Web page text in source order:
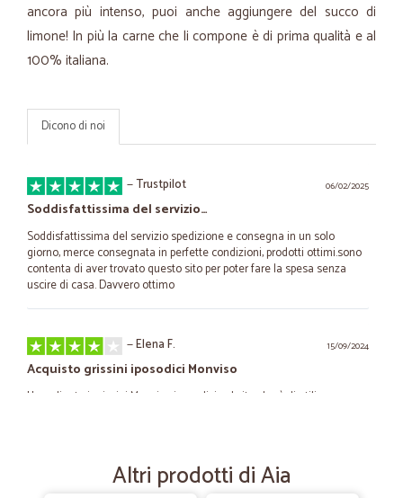
ancora più intenso, puoi anche aggiungere del succo di
limone! In più la carne che li compone è di prima qualità e al
100% italiana.
Dicono di noi
06/02/2025
—Trustpilot
Soddisfattissima del servizio…
Soddisfattissima del servizio spedizione e consegna in un solo
giorno, merce consegnata in perfette condizioni, prodotti ottimi.sono
contenta di aver trovato questo sito per poter fare la spesa senza
uscire di casa. Davvero ottimo
15/09/2024
—Elena F.
Acquisto grissini iposodici Monviso
Ho ordinato i grissini Monviso iposodici sul sito che è di utilizzo
costo della spedizione, circa 18 euro, perchè Venezia centro storico è
considerata zona disagiata.Altri prodotti di Aia